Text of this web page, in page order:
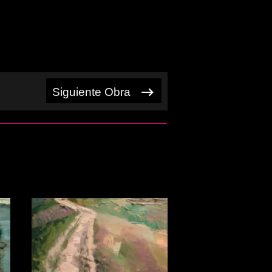
Siguiente Obra